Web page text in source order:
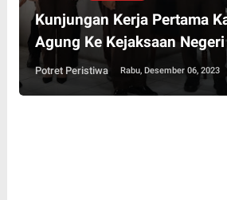
Kunjungan Kerja Pertama
Agung Ke Kejaksaan
Potret Peristiwa Rabu, Desember 06, 2023